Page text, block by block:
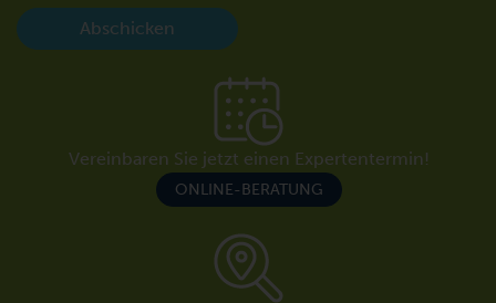
Abschicken
Vereinbaren Sie jetzt einen Expertentermin!
ONLINE-BERATUNG